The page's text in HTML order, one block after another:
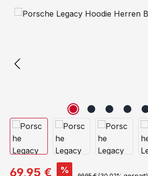
Bildergalerie überspringen
69,95 € %